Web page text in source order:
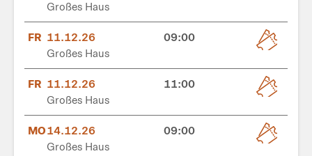
Großes Haus
FR 11.12.26
09:00
Großes Haus
FR 11.12.26
11:00
Großes Haus
MO14.12.26
09:00
Großes Haus